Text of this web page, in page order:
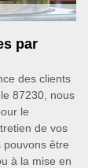
par
des clients
87230, nous
le
de vos
pouvons être
à la mise en